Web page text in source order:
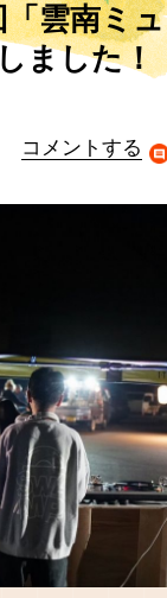
雲南ミュ
ました！
コメントする